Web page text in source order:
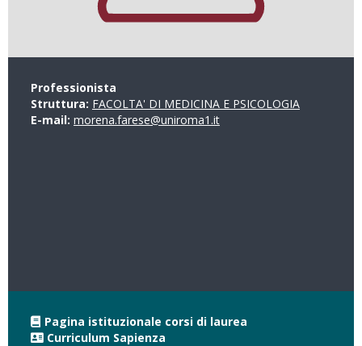
Professionista
Struttura: FACOLTA' DI MEDICINA E PSICOLOGIA
E-mail: morena.farese@uniroma1.it
Pagina istituzionale corsi di laurea
Curriculum Sapienza